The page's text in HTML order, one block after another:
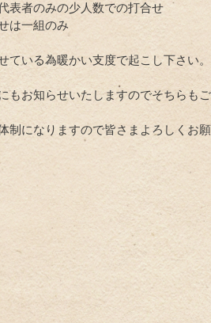
表者のみの少人数での打合せ
は一組のみ
ている為暖かい支度で起こし下さい。
もお知らせいたしますのでそちらもご
制になりますので皆さまよろしくお願